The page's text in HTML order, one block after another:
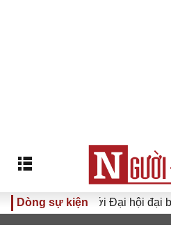
Dòng sự kiện
Hướng tới Đại hội đại biểu